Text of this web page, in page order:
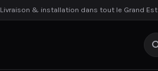
Livraison & installation dans tout le Grand Est